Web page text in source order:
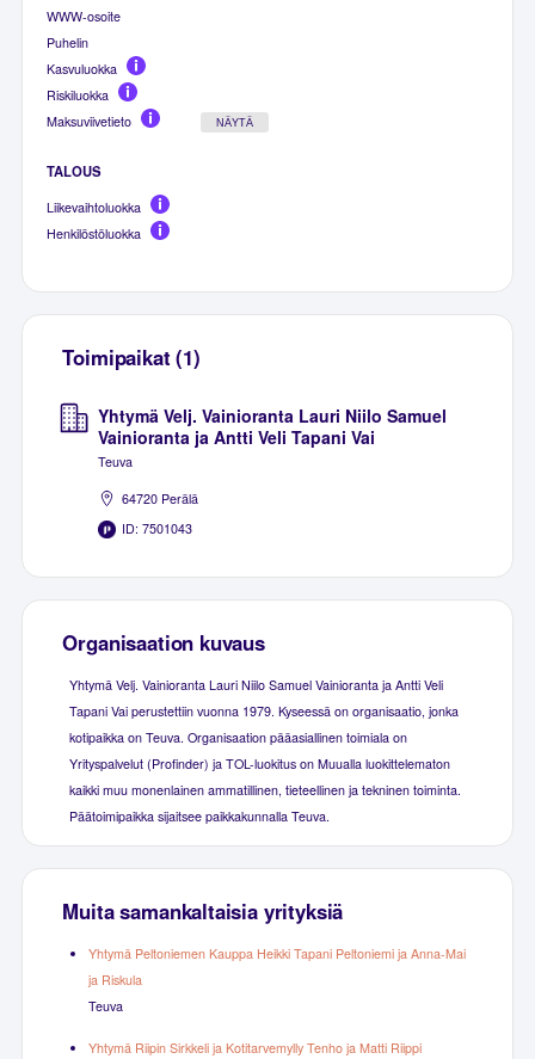
WWW-osoite
Puhelin
Kasvuluokka
Riskiluokka
Maksuviivetieto
NÄYTÄ
TALOUS
Liikevaihtoluokka
Henkilöstöluokka
Toimipaikat (1)
Yhtymä Velj. Vainioranta Lauri Niilo Samuel
Vainioranta ja Antti Veli Tapani Vai
Teuva
64720 Perälä
ID: 7501043
Organisaation kuvaus
Yhtymä Velj. Vainioranta Lauri Niilo Samuel Vainioranta ja Antti Veli
Tapani Vai perustettiin vuonna 1979. Kyseessä on organisaatio, jonka
kotipaikka on Teuva. Organisaation pääasiallinen toimiala on
Yrityspalvelut (Profinder) ja TOL-luokitus on Muualla luokittelematon
kaikki muu monenlainen ammatillinen, tieteellinen ja tekninen toiminta.
Päätoimipaikka sijaitsee paikkakunnalla Teuva.
Muita samankaltaisia yrityksiä
Yhtymä Peltoniemen Kauppa Heikki Tapani Peltoniemi ja Anna-Mai
ja Riskula
Teuva
Yhtymä Riipin Sirkkeli ja Kotitarvemylly Tenho ja Matti Riippi